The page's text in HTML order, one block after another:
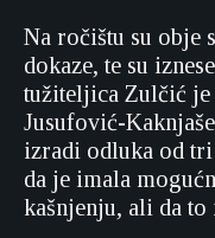
Na ročištu su obje
dokaze, te su
tužiteljica Zulčić je
Jusufović-
izradi odluka od tri
da je imala
kašnjenju, ali da